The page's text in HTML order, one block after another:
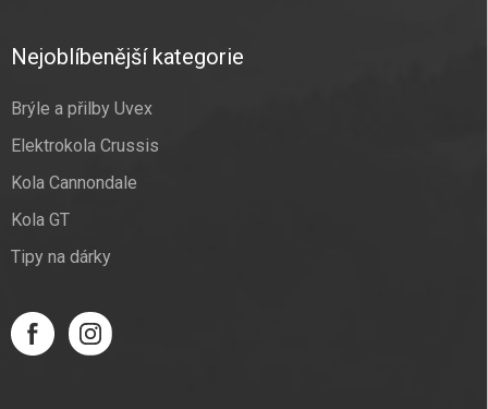
Nejoblíbenější kategorie
Brýle a přilby Uvex
Elektrokola Crussis
Kola Cannondale
Kola GT
Tipy na dárky